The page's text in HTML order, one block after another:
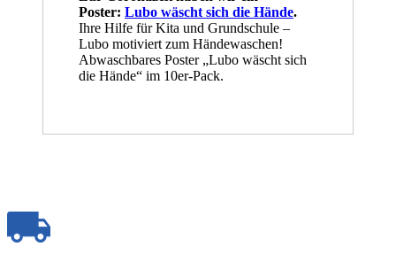
Poster: Lubo wäscht sich die Hände.
Ihre Hilfe für Kita und Grundschule –
Lubo motiviert zum Händewaschen!
Abwaschbares Poster „Lubo wäscht sich
die Hände“ im 10er-Pack.